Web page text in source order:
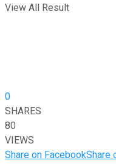
View All Result
0
SHARES
80
VIEWS
Share on FacebookShare